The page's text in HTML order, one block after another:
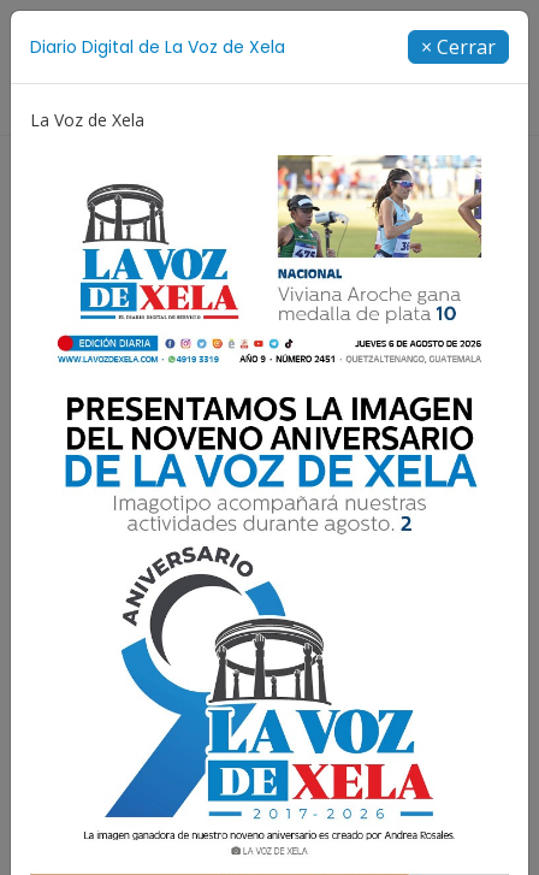
Diario Digital de La Voz de Xela × Cerrar
La Voz de Xela
Marquense desciende a la
Primera División junto a
Zacapa
El Clausura 2025 deja un gran impacto antes de
finalizar: los Leones de San Marcos pierden la
categoría en la Liga Nacional.
La Voz de Xela 24 Abril 2025 08:50